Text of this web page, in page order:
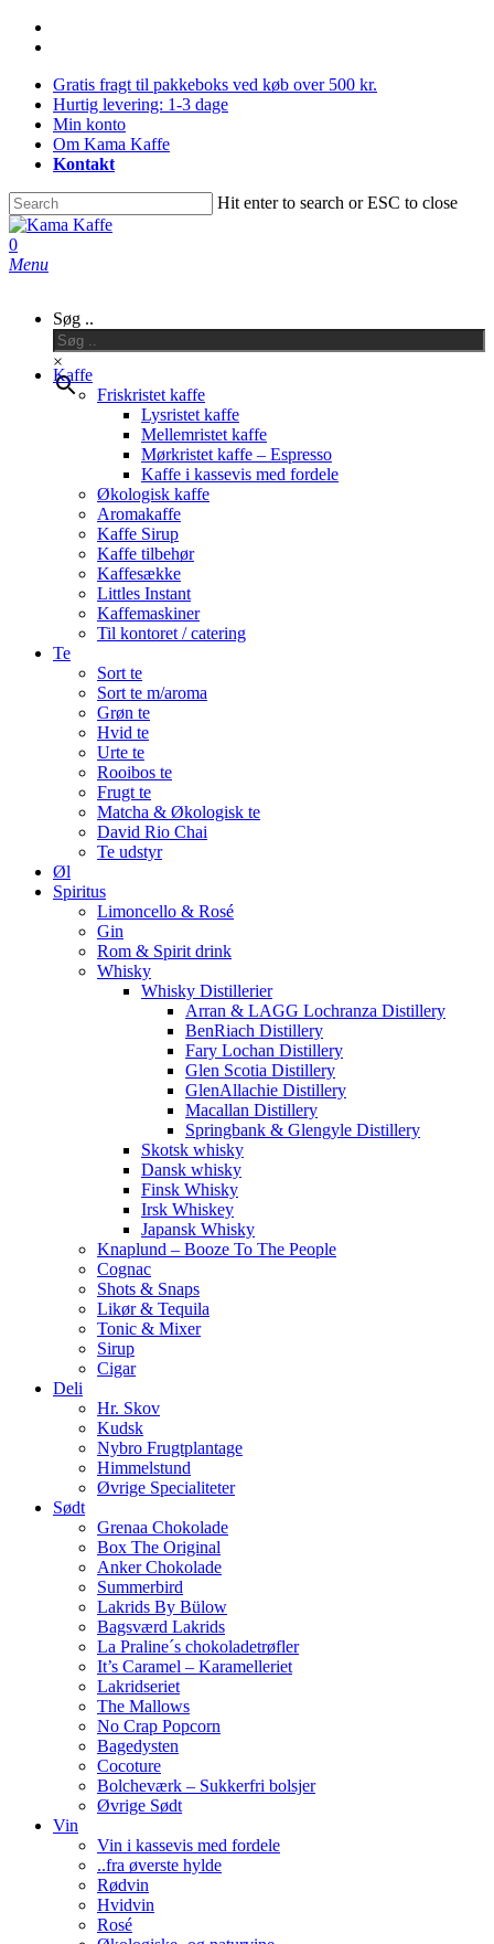
Skip
contentGratis fragt til pakkeboks ved køb over 500 kr.
Hurtig levering: 1-3 dage
Min konto
Om Kama Kaffe
Kontakt
Hit enter to search or ESC to close
Close
Search
0
Menu
Søg ..
×
Kaffe
Friskristet kaffe
Lysristet kaffe
Mellemristet kaffe
Mørkristet kaffe – Espresso
Kaffe i kassevis med fordele
Økologisk kaffe
Aromakaffe
Kaffe Sirup
Kaffe tilbehør
Kaffesække
Littles Instant
Kaffemaskiner
Til kontoret / catering
Te
Sort te
Sort te m/aroma
Grøn te
Hvid te
Urte te
Rooibos te
Frugt te
Matcha & Økologisk te
David Rio Chai
Te udstyr
Øl
Spiritus
Limoncello & Rosé
Gin
Rom & Spirit drink
Whisky
Whisky Distillerier
Arran & LAGG Lochranza Distillery
BenRiach Distillery
Fary Lochan Distillery
Glen Scotia Distillery
GlenAllachie Distillery
Macallan Distillery
Springbank & Glengyle Distillery
Skotsk whisky
Dansk whisky
Finsk Whisky
Irsk Whiskey
Japansk Whisky
Knaplund – Booze To The People
Cognac
Shots & Snaps
Likør & Tequila
Tonic & Mixer
Sirup
Cigar
Deli
Hr. Skov
Kudsk
Nybro Frugtplantage
Himmelstund
Øvrige Specialiteter
Sødt
Grenaa Chokolade
Box The Original
Anker Chokolade
Summerbird
Lakrids By Bülow
Bagsværd Lakrids
La Praline´s chokoladetrøfler
It’s Caramel – Karamelleriet
Lakridseriet
The Mallows
No Crap Popcorn
Bagedysten
Cocoture
Bolcheværk – Sukkerfri bolsjer
Øvrige Sødt
Vin
Vin i kassevis med fordele
..fra øverste hylde
Rødvin
Hvidvin
Rosé